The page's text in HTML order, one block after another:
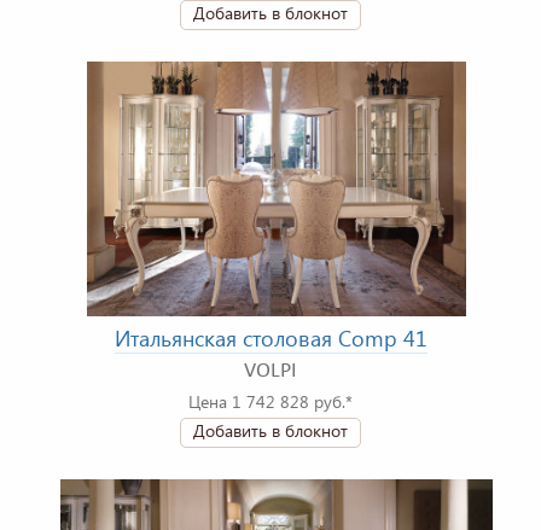
Добавить в блокнот
Итальянская столовая Comp 41
VOLPI
Цена 1 742 828 руб.*
Добавить в блокнот